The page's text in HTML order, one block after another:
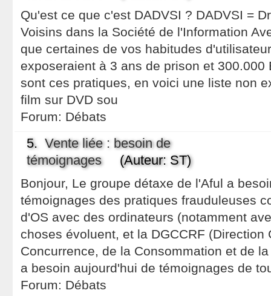
Qu'est ce que c'est DADVSI ? DADVSI =
Voisins dans la Société de l'Information
que certaines de vos habitudes
exposeraient à 3 ans de prison et 300.000
sont ces pratiques, en voici une liste non
film sur DVD sou
Forum: Débats
5. Vente liée : besoin de
témoignages(Auteur: ST)
Bonjour, Le groupe détaxe de l'Aful a
témoignages des pratiques frauduleuses
d'OS avec des ordinateurs (notamment
choses évoluent, et la DGCCRF (Direction
Concurrence, de la Consommation et de
a besoin aujourd'hui de témoignages de
Forum: Débats